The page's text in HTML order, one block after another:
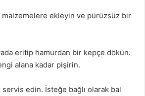
malzemelere ekleyin ve pürüzsüz bir
eritip hamurdan bir kepçe dökün.
alana kadar pişirin.
servis edin. İsteğe bağlı olarak bal